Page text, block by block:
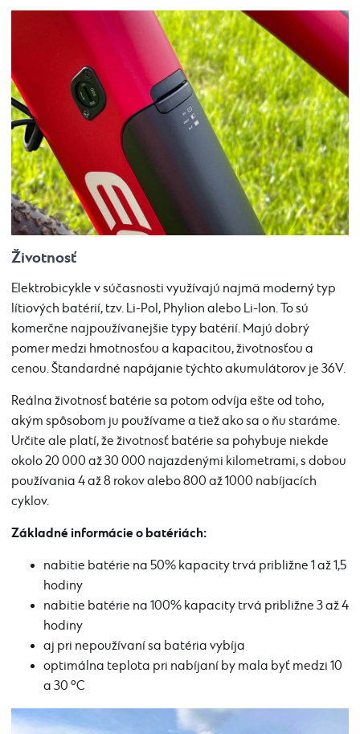
Životnosť
Elektrobicykle v súčasnosti využívajú najmä moderný typ
lítiových batérií, tzv. Li-Pol, Phylion alebo Li-Ion. To sú
komerčne najpoužívanejšie typy batérií. Majú dobrý
pomer medzi hmotnosťou a kapacitou, životnosťou a
cenou. Štandardné napájanie týchto akumulátorov je 36V.
Reálna životnosť batérie sa potom odvíja ešte od toho,
akým spôsobom ju používame a tiež ako sa o ňu staráme.
Určite ale platí, že životnosť batérie sa pohybuje niekde
okolo 20 000 až 30 000 najazdenými kilometrami, s dobou
používania 4 až 8 rokovalebo800 až 1000 nabíjacích
cyklov.
Základné informácie o batériách:
nabitie batérie na 50% kapacity trvá približne 1 až 1,5
hodiny
nabitie batérie na 100% kapacity trvá približne 3 až 4
hodiny
aj pri nepoužívaní sa batéria vybíja
optimálna teplota pri nabíjaní by mala byť medzi 10
a 30 °C